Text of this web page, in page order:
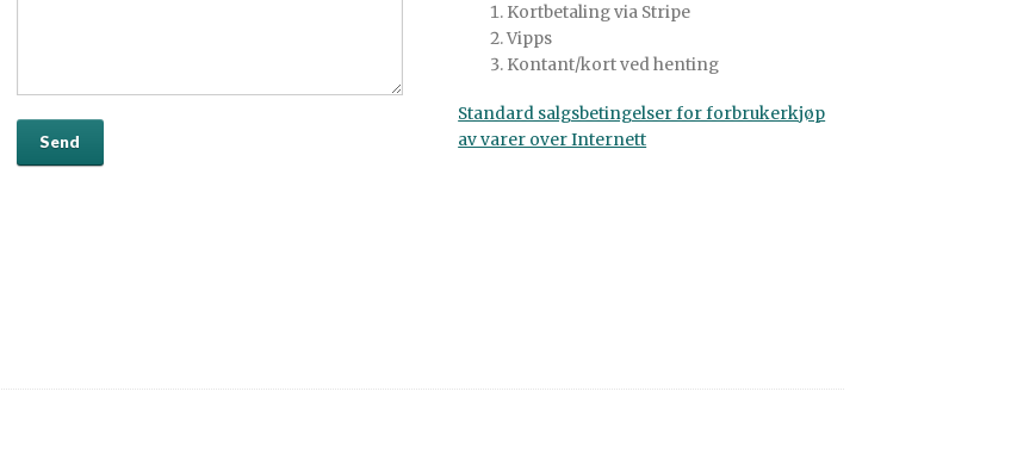
Kortbetaling via Stripe
Vipps
Kontant/kort ved henting
Standard salgsbetingelser for forbrukerkjøp
av varer over Internett